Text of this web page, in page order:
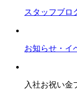
スタッフブロ
お知らせ・イ
入社お祝い金